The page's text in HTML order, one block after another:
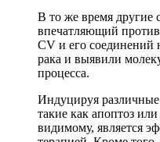
В то же время другие
впечатляющий
CV и его соединений
рака и выявили
процесса.
Индуцируя
такие как апоптоз
видимому, является